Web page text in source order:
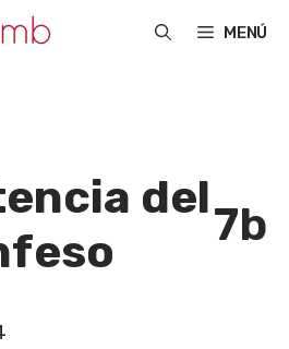
MENÚ
del7b